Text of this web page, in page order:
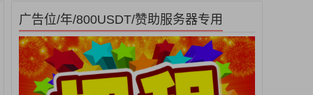
广告位/年/800USDT/赞助服务器专用